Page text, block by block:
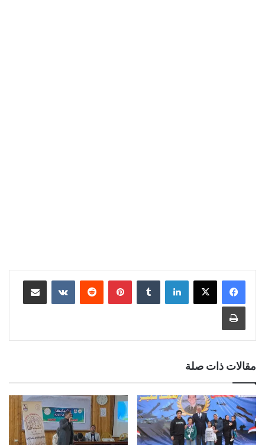
لينكدإن بينتيريست
مقالات ذات صلة